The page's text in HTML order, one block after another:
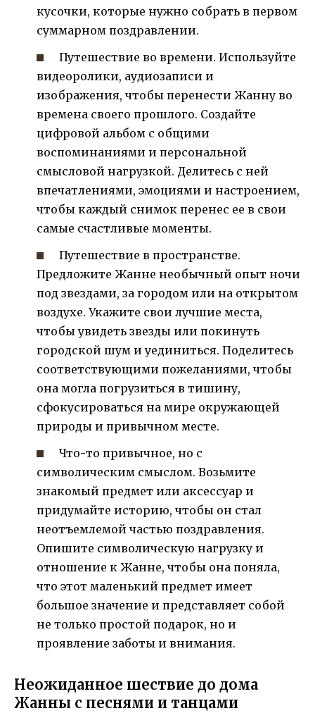
кусочки, которые нужно собрать в первом
суммарном поздравлении.
Путешествие во времени. Используйте
видеоролики, аудиозаписи и
изображения, чтобы перенести Жанну во
времена своего прошлого. Создайте
цифровой альбом с общими
воспоминаниями и персональной
смысловой нагрузкой. Делитесь с ней
впечатлениями, эмоциями и настроением,
чтобы каждый снимок перенес ее в свои
самые счастливые моменты.
Путешествие в пространстве.
Предложите Жанне необычный опыт ночи
под звездами, за городом или на открытом
воздухе. Укажите свои лучшие места,
чтобы увидеть звезды или покинуть
городской шум и уединиться. Поделитесь
соответствующими пожеланиями, чтобы
она могла погрузиться в тишину,
сфокусироваться на мире окружающей
природы и привычном месте.
Что-то привычное, но с
символическим смыслом. Возьмите
знакомый предмет или аксессуар и
придумайте историю, чтобы он стал
неотъемлемой частью поздравления.
Опишите символическую нагрузку и
отношение к Жанне, чтобы она поняла,
что этот маленький предмет имеет
большое значение и представляет собой
не только простой подарок, но и
проявление заботы и внимания.
Неожиданное шествие до дома
Жанны с песнями и танцами